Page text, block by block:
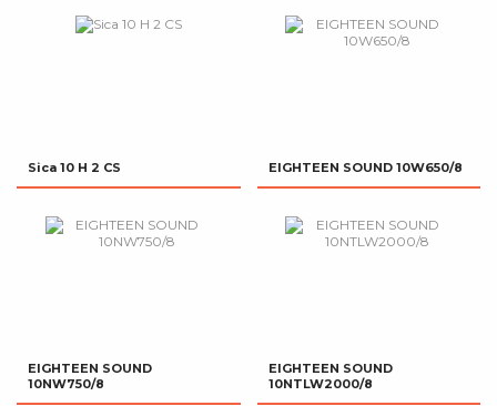
Sica 10 H 2 CS EIGHTEEN SOUND 10W650/8
EIGHTEEN SOUND
10NW750/8
EIGHTEEN SOUND
10NTLW2000/8